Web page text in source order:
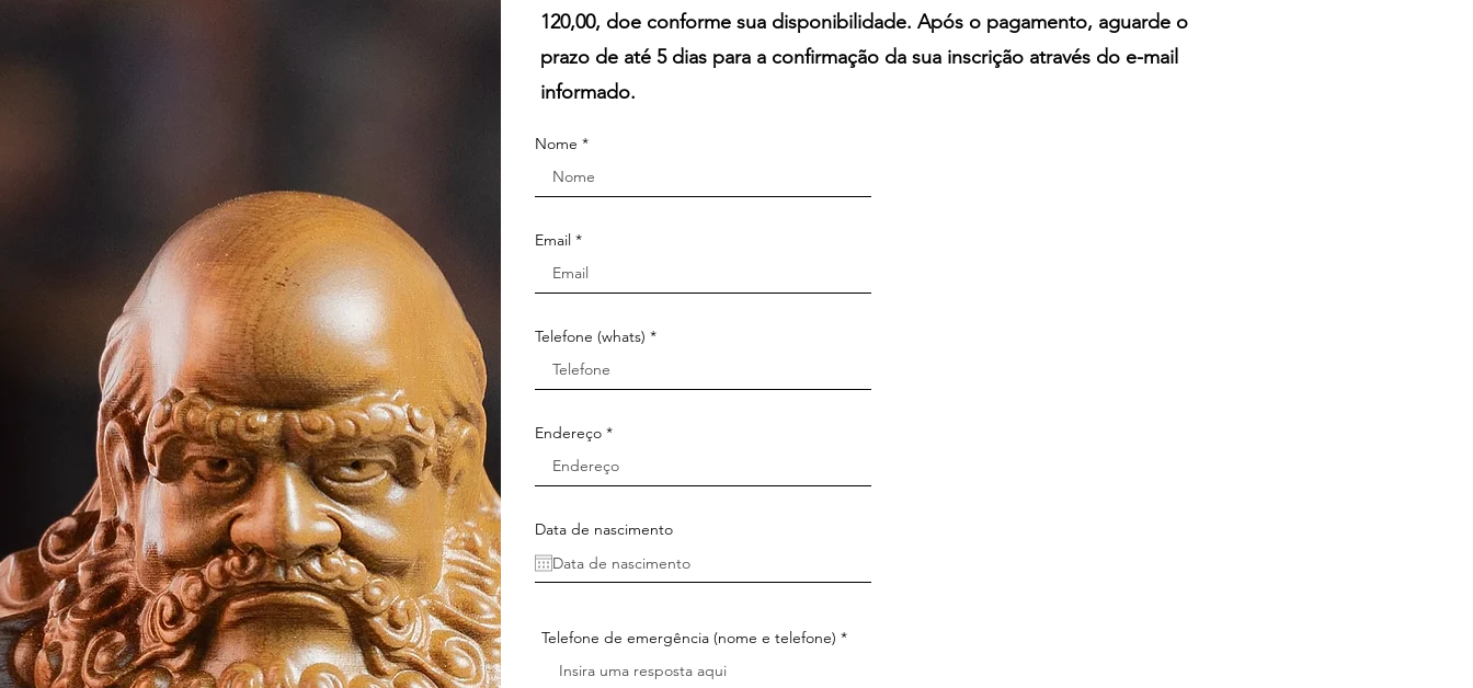
120,00, doe conforme sua disponibilidade. Após o pagamento, aguarde o
prazo de até 5 dias para a confirmação da sua inscrição através do e-mail
informado.
Nome
Email
Telefone (whats)
Endereço
Data de nascimento
Telefone de emergência (nome e telefone)